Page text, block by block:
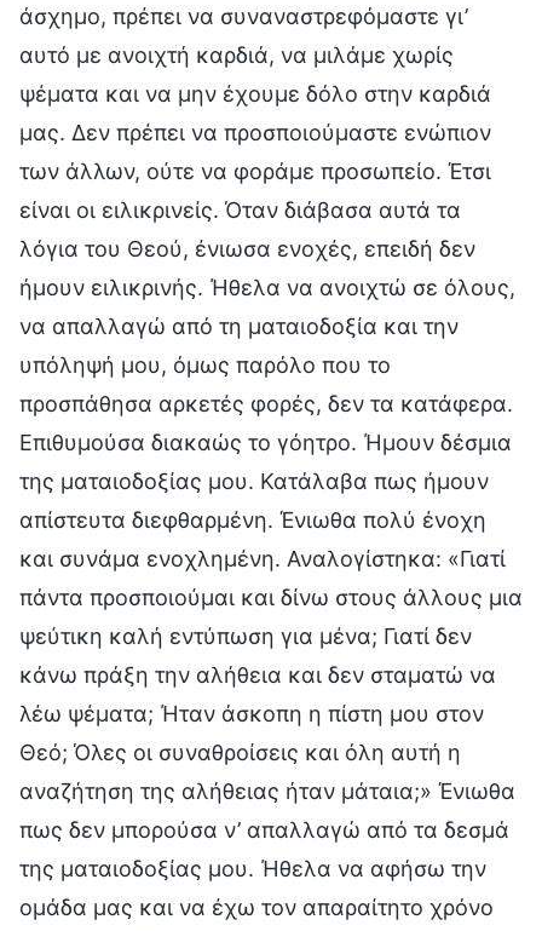
άσχημο, πρέπει να συναναστρεφόμαστε γι’
αυτό με ανοιχτή καρδιά, να μιλάμε χωρίς
ψέματα και να μην έχουμε δόλο στην καρδιά
μας. Δεν πρέπει να προσποιούμαστε ενώπιον
των άλλων, ούτε να φοράμε προσωπείο. Έτσι
είναι οι ειλικρινείς. Όταν διάβασα αυτά τα
λόγια του Θεού, ένιωσα ενοχές, επειδή δεν
ήμουν ειλικρινής. Ήθελα να ανοιχτώ σε όλους,
να απαλλαγώ από τη ματαιοδοξία και την
υπόληψή μου, όμως παρόλο που το
προσπάθησα αρκετές φορές, δεν τα κατάφερα.
Επιθυμούσα διακαώς το γόητρο. Ήμουν δέσμια
της ματαιοδοξίας μου. Κατάλαβα πως ήμουν
απίστευτα διεφθαρμένη. Ένιωθα πολύ ένοχη
και συνάμα ενοχλημένη. Αναλογίστηκα: «Γιατί
πάντα προσποιούμαι και δίνω στους άλλους μια
ψεύτικη καλή εντύπωση για μένα; Γιατί δεν
κάνω πράξη την αλήθεια και δεν σταματώ να
λέω ψέματα; Ήταν άσκοπη η πίστη μου στον
Θεό; Όλες οι συναθροίσεις και όλη αυτή η
αναζήτηση της αλήθειας ήταν μάταια;» Ένιωθα
πως δεν μπορούσα ν’ απαλλαγώ από τα δεσμά
της ματαιοδοξίας μου. Ήθελα να αφήσω την
ομάδα μας και να έχω τον απαραίτητο χρόνο